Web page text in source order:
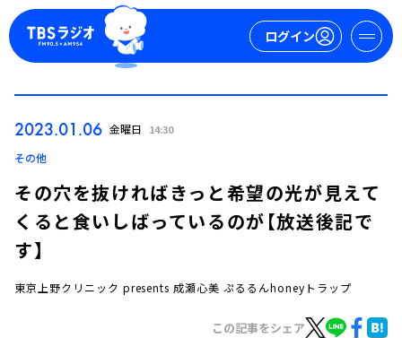
ログイン
2023.01.06 金曜日 14:30
その他
その穴を抜ければきっと希望の光が見えて
くると食いしばっているのが【放送後記で
す】
東京上野クリニック presents 成瀬心美 ぷるるんhoneyトラップ
この記事をシェア